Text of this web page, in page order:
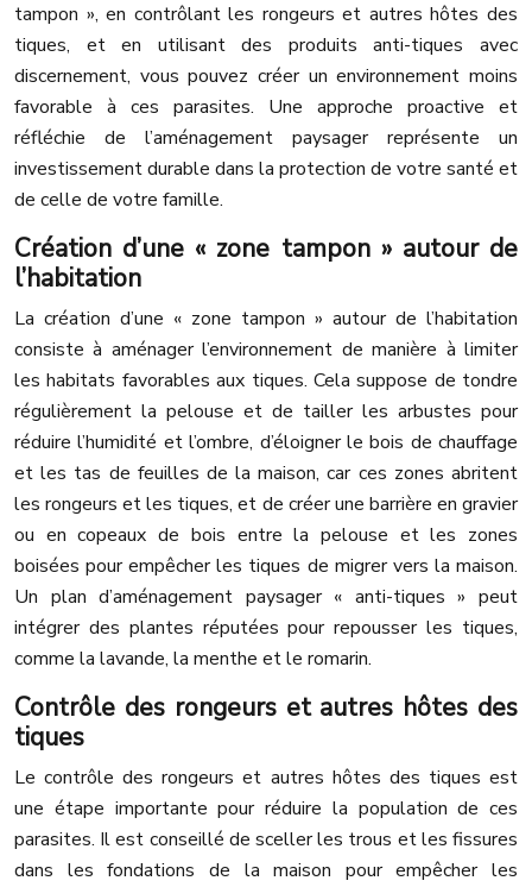
tampon », en contrôlant les rongeurs et autres hôtes des
tiques, et en utilisant des produits anti-tiques avec
discernement, vous pouvez créer un environnement moins
favorable à ces parasites. Une approche proactive et
réfléchie de l’aménagement paysager représente un
investissement durable dans la protection de votre santé et
de celle de votre famille.
Création d’une « zone tampon » autour de
l’habitation
La création d’une « zone tampon » autour de l’habitation
consiste à aménager l’environnement de manière à limiter
les habitats favorables aux tiques. Cela suppose de tondre
régulièrement la pelouse et de tailler les arbustes pour
réduire l’humidité et l’ombre, d’éloigner le bois de chauffage
et les tas de feuilles de la maison, car ces zones abritent
les rongeurs et les tiques, et de créer une barrière en gravier
ou en copeaux de bois entre la pelouse et les zones
boisées pour empêcher les tiques de migrer vers la maison.
Un plan d’aménagement paysager « anti-tiques » peut
intégrer des plantes réputées pour repousser les tiques,
comme la lavande, la menthe et le romarin.
Contrôle des rongeurs et autres hôtes des
tiques
Le contrôle des rongeurs et autres hôtes des tiques est
une étape importante pour réduire la population de ces
parasites. Il est conseillé de sceller les trous et les fissures
dans les fondations de la maison pour empêcher les